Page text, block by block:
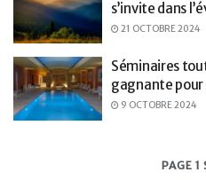
s’invite dans
21 OCTOBRE 2024
Séminaires
gagnante pour
9 OCTOBRE 2024
PAGE 1